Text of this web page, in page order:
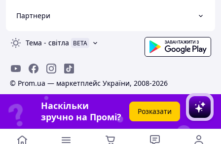
Партнери
Тема - світла BETA
© Prom.ua — маркетплейс України, 2008-2026
Наскільки
зручно на Промі?
Розказати